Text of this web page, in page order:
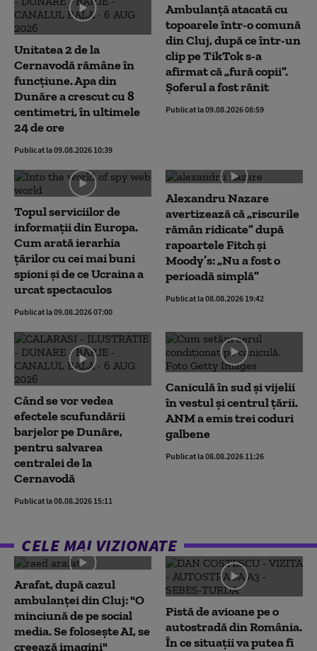
Unitatea 2 de la
Cernavodă rămâne în
funcțiune. Apa din
Dunăre a crescut cu 8
centimetri, în ultimele
24 de ore
Publicat la 09.08.2026 10:39
Ambulanţă atacată cu
topoarele într-o comună
din Cluj, după ce într-un
clip pe TikTok s-a
afirmat că „fură copii”.
Șoferul a fost rănit
Publicat la 09.08.2026 08:59
Topul serviciilor de
informații din Europa.
Cum arată ierarhia
țărilor cu cei mai buni
spioni și de ce Ucraina a
urcat spectaculos
Publicat la 09.08.2026 07:00
Alexandru Nazare
avertizează că „riscurile
rămân ridicate” după
rapoartele Fitch și
Moody’s: „Nu a fost o
perioadă simplă”
Publicat la 08.08.2026 19:42
Când se vor vedea
efectele scufundării
barjelor pe Dunăre,
pentru salvarea
centralei de la
Cernavodă
Publicat la 08.08.2026 15:11
Caniculă în sud și vijelii
în vestul și centrul țării.
ANM a emis trei coduri
galbene
Publicat la 08.08.2026 11:26
CELE MAI VIZIONATE
Arafat, după cazul
ambulanței din Cluj: "O
minciună de pe social
media. Se folosește AI, se
creează imagini"
Pistă de avioane pe o
autostradă din România.
În ce situații va putea fi